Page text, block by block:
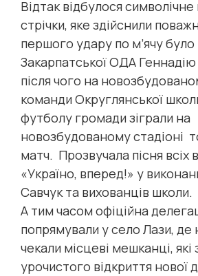
Відтак відбулося
стрічки, яке здійснили
першого удару по м’ячу було
Закарпатської ОДА
після чого на
команди Округлянської
футболу громади зіграли на
новозбудованому стадіоні
матч. Прозвучала пісня всіх
«Україно, вперед!» у
Савчук та вихованців школи.
А тим часом офіційна
попрямували у село Лази, де
чекали місцеві мешканці, які
урочистого відкриття нової